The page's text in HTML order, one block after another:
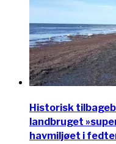
Historisk
landbruget
havmiljøet i